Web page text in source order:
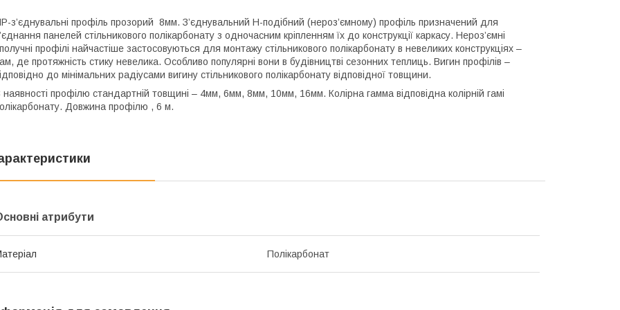
з’єднувальні профіль прозорий 8мм. З’єднувальний Н-подібний (нероз’ємному) профіль призначений для
панелей стільникового полікарбонату з одночасним кріпленням їх до конструкції каркасу. Нероз’ємні
профілі найчастіше застосовуються для монтажу стільникового полікарбонату в невеликих конструкціях –
де протяжність стику невелика. Особливо популярні вони в будівництві сезонних теплиць. Вигин профілів –
до мінімальних радіусами вигину стільникового полікарбонату відповідної товщини.
наявності профілю стандартній товщині – 4мм, 6мм, 8мм, 10мм, 16мм. Колірна гамма відповідна колірній гамі
Довжина профілю , 6 м.
атрибути
Полікарбонат